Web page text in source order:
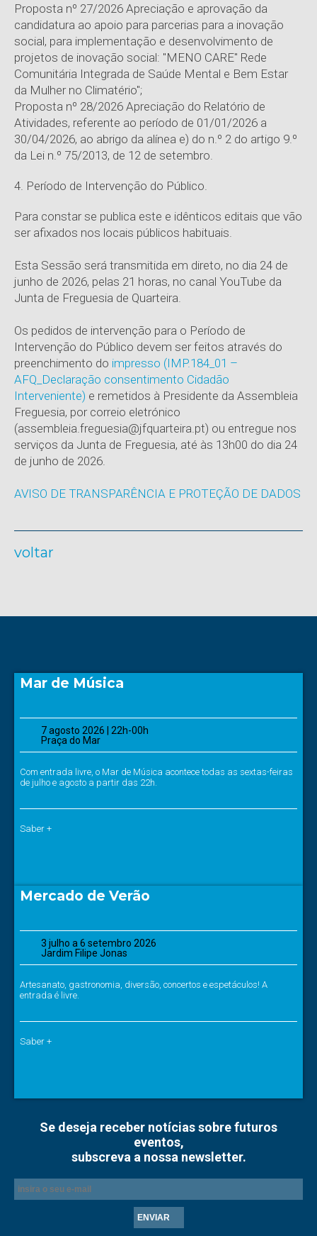
Proposta nº 27/2026 Apreciação e aprovação da
candidatura ao apoio para parcerias para a inovação
social, para implementação e desenvolvimento de
projetos de inovação social: "MENO CARE" Rede
Comunitária Integrada de Saúde Mental e Bem Estar
da Mulher no Climatério";
Proposta nº 28/2026 Apreciação do Relatório de
Atividades, referente ao período de 01/01/2026 a
30/04/2026, ao abrigo da alínea e) do n.º 2 do artigo 9.º
da Lei n.º 75/2013, de 12 de setembro.
4. Período de Intervenção do Público.
Para constar se publica este e idênticos editais que vão
ser afixados nos locais públicos habituais.
Esta Sessão será transmitida em direto, no dia 24 de
junho de 2026, pelas 21 horas, no canal YouTube da
Junta de Freguesia de Quarteira.
Os pedidos de intervenção para o Período de
Intervenção do Público devem ser feitos através do
preenchimento do impresso (IMP.184_01 –
AFQ_Declaração consentimento Cidadão
Interveniente) e remetidos à Presidente da Assembleia
Freguesia, por correio eletrónico
(assembleia.freguesia@jfquarteira.pt) ou entregue nos
serviços da Junta de Freguesia, até às 13h00 do dia 24
de junho de 2026.
AVISO DE TRANSPARÊNCIA E PROTEÇÃO DE DADOS
voltar
Mar de Música
7 agosto 2026 | 22h-00h
Praça do Mar
Com entrada livre, o Mar de Música acontece todas as sextas-feiras
de julho e agosto a partir das 22h.
Saber +
Mercado de Verão
3 julho a 6 setembro 2026
Jardim Filipe Jonas
Artesanato, gastronomia, diversão, concertos e espetáculos! A
entrada é livre.
Saber +
Se deseja receber notícias sobre futuros
eventos,
subscreva a nossa newsletter.
ENVIAR